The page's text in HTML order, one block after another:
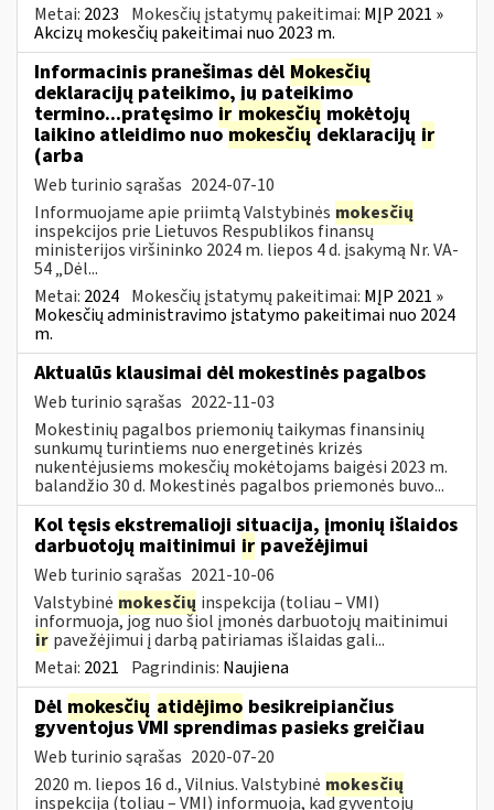
Metai: 2023 Mokesčių įstatymų pakeitimai: MĮP 2021 »
Akcizų mokesčių pakeitimai nuo 2023 m.
Informacinis pranešimas dėl Mokesčių
deklaracijų pateikimo, jų pateikimo
termino...pratęsimo ir mokesčių mokėtojų
laikino atleidimo nuomokesčiųdeklaracijų ir
(arba
Web turinio sąrašas 2024-07-10
Informuojame apie priimtą Valstybinės mokesčių
inspekcijos prie Lietuvos Respublikos finansų
ministerijos viršininko 2024 m. liepos 4 d. įsakymą Nr. VA-
54 „Dėl...
Metai: 2024 Mokesčių įstatymų pakeitimai: MĮP 2021 »
Mokesčių administravimo įstatymo pakeitimai nuo 2024
m.
Aktualūs klausimai dėl mokestinės pagalbos
Web turinio sąrašas 2022-11-03
Mokestinių pagalbos priemonių taikymas finansinių
sunkumų turintiems nuo energetinės krizės
nukentėjusiems mokesčių mokėtojams baigėsi 2023 m.
balandžio 30 d. Mokestinės pagalbos priemonės buvo...
Kol tęsis ekstremalioji situacija, įmonių išlaidos
darbuotojų maitinimui ir pavežėjimui
Web turinio sąrašas 2021-10-06
Valstybinė mokesčių inspekcija (toliau – VMI)
informuoja, jog nuo šiol įmonės darbuotojų maitinimui
ir pavežėjimui į darbą patiriamas išlaidas gali...
Metai: 2021 Pagrindinis: Naujiena
Dėl mokesčių atidėjimo besikreipiančius
gyventojus VMI sprendimas pasieks greičiau
Web turinio sąrašas 2020-07-20
2020 m. liepos 16 d., Vilnius. Valstybinė mokesčių
inspekcija (toliau – VMI) informuoja, kad gyventojų